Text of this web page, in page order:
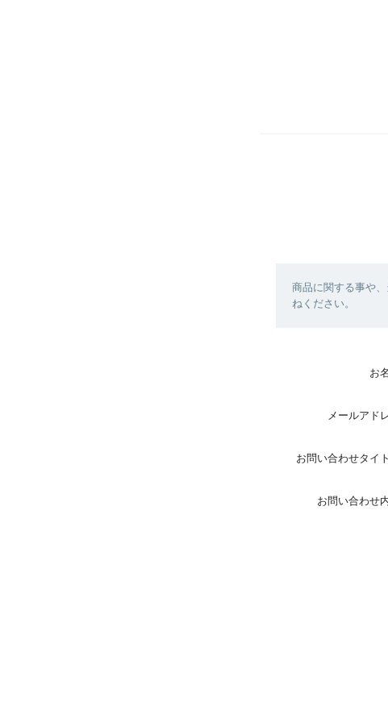
商品に関する事や
ねください。
お
メールアド
お問い合わせタイ
お問い合わせ